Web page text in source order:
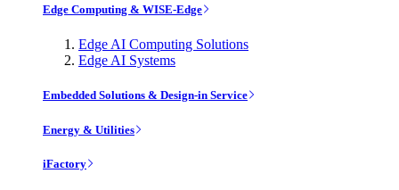
Edge Computing & WISE-Edge
Edge AI Computing Solutions
Edge AI Systems
Embedded Solutions & Design-in Service
Energy & Utilities
iFactory